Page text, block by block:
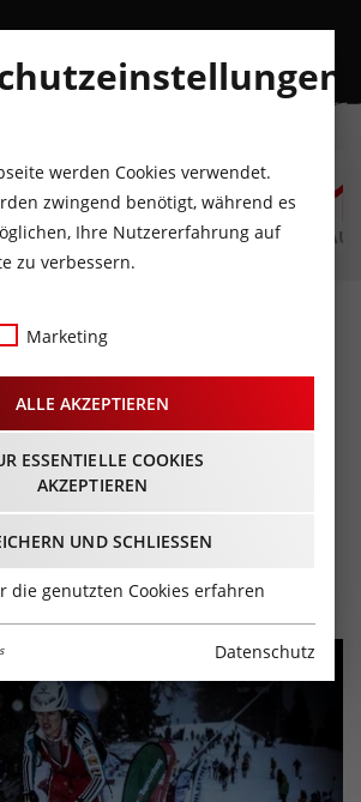
SA
8
AUGUST
SO
9
AUGUST
MO
10
AUGUST
Teil
Alm
09.01.2016
Staatsmeisterschaft
auf der Mutterer Alm!
werden Cookies verwendet.
zwingend benötigt, während es
Ihre Nutzererfahrung auf
zu verbessern.
Marketing
ALLE AKZEPTIEREN
ESSENTIELLE COOKIES
AKZEPTIEREN
UND SCHLIESSEN
die genutzten Cookies erfahren
Datenschutz